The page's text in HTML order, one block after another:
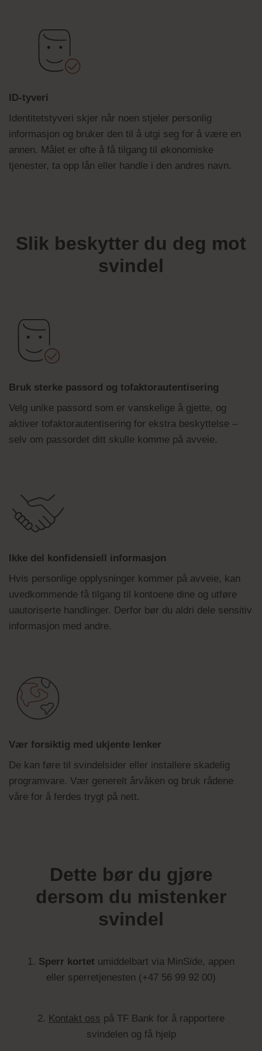
ID-tyveri
Identitetstyveri skjer når noen stjeler personlig
informasjon og bruker den til å utgi seg for å være en
annen. Målet er ofte å få tilgang til økonomiske
tjenester, ta opp lån eller handle i den andres navn.
Slik beskytter du deg mot
svindel
Bruk sterke passord og tofaktorautentisering
Velg unike passord som er vanskelige å gjette, og
aktiver tofaktorautentisering for ekstra beskyttelse –
selv om passordet ditt skulle komme på avveie.
Ikke del konfidensiell informasjon
Hvis personlige opplysninger kommer på avveie, kan
uvedkommende få tilgang til kontoene dine og utføre
uautoriserte handlinger. Derfor bør du aldri dele sensitiv
informasjon med andre.
Vær forsiktig med ukjente lenker
De kan føre til svindelsider eller installere skadelig
programvare. Vær generelt årvåken og bruk rådene
våre for å ferdes trygt på nett.
Dette bør du gjøre
dersom du mistenker
svindel
1. Sperr kortet umiddelbart via MinSide, appen
eller sperretjenesten (+47 56 99 92 00)
2. Kontakt oss på TF Bank for å rapportere
svindelen og få hjelp